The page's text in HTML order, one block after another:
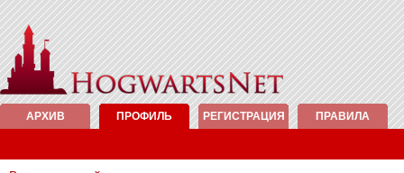
АРХИВ ПРОФИЛЬ РЕГИСТРАЦИЯ ПРАВИЛА